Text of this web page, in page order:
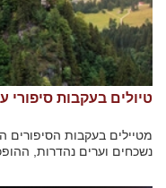
טיולים בעקבות סיפורי
מטיילים בעקבות הסיפורים
נשכחים וערים נהדרות,